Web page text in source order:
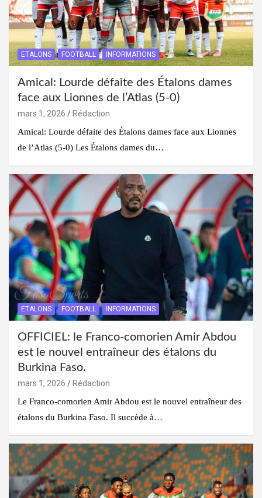
ETALONS FOOTBALL INFORMATIONS
Amical: Lourde défaite des Étalons dames
face aux Lionnes de l’Atlas (5-0)
mars 1, 2026
Rédaction
Amical: Lourde défaite des Étalons dames face aux Lionnes
de l’Atlas (5-0) Les Étalons dames du…
ETALONS FOOTBALL INFORMATIONS
OFFICIEL: le Franco-comorien Amir Abdou
est le nouvel entraîneur des étalons du
Burkina Faso.
mars 1, 2026
Rédaction
Le Franco-comorien Amir Abdou est le nouvel entraîneur des
étalons du Burkina Faso. Il succède à…